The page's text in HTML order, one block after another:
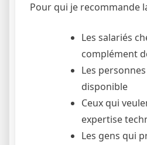
Pour qui je recommande
Les salariés
complément
Les
disponible
Ceux qui
expertise
Les gens qui